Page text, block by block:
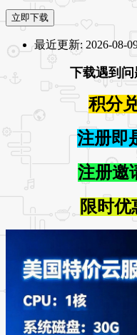
立即下载
最近更新: 2026-08-
下载遇到
积分
注册即
注册邀
限时优